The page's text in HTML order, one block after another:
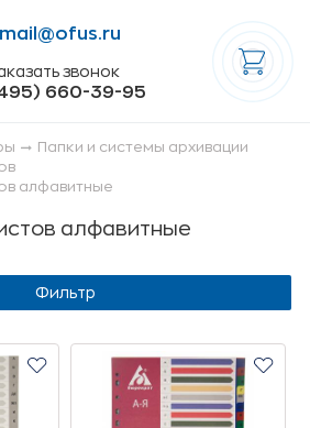
mail@ofus.ru
звонок
660-39-95
Папки и системы архивации
алфавитные
алфавитные
Фильтр